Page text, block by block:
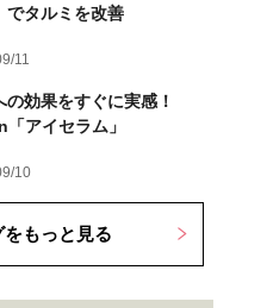
でタルミを改善
11
の効果をすぐに実感！
アイセラム」
10
もっと見る